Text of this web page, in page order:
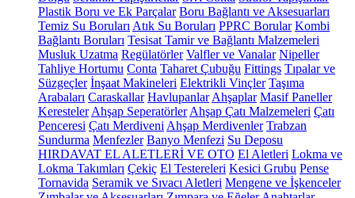
Plastik Boru ve Ek Parçalar Boru Bağlantı ve Aksesuarları
Temiz Su Boruları Atık Su Boruları PPRC Borular Kombi
Bağlantı Boruları Tesisat Tamir ve Bağlantı Malzemeleri
Musluk Uzatma Regülatörler Valfler ve Vanalar Nipeller
Tahliye Hortumu Conta Taharet Çubuğu Fittings Tıpalar ve
Süzgeçler İnşaat Makineleri Elektrikli Vinçler Taşıma
Arabaları Caraskallar Havlupanlar Ahşaplar Masif Paneller
Keresteler Ahşap Seperatörler Ahşap Çatı Malzemeleri Çatı
Penceresi Çatı Merdiveni Ahşap Merdivenler Trabzan
Sundurma Menfezler Banyo Menfezi Su Deposu
HIRDAVAT EL ALETLERİ VE OTO El Aletleri Lokma ve
Lokma Takımları Çekiç El Testereleri Kesici Grubu Pense
Tornavida Seramik ve Sıvacı Aletleri Mengene ve İşkenceler